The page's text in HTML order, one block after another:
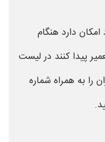
دارد هنگام
پیدا کنند در لیست
را به همراه شماره